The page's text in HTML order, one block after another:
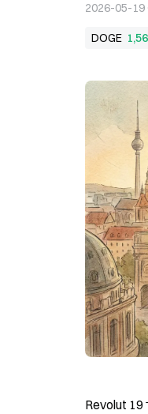
2026-05-19
DOGE
Revolut 19